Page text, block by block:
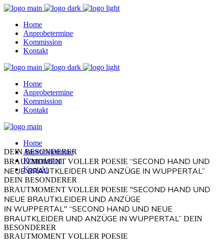
Home
Anprobetermine
Kommission
Kontakt
Home
Anprobetermine
Kommission
Kontakt
Home
Anprobetermine
Kommission
Kontakt
DEIN BESONDERER
BRAUTMOMENT VOLLER POESIE “SECOND HAND UND
NEUE BRAUTKLEIDER UND ANZÜGE IN WUPPERTAL”
DEIN BESONDERER
BRAUTMOMENT VOLLER POESIE "SECOND HAND UND
NEUE BRAUTKLEIDER UND ANZÜGE
IN WUPPERTAL" “SECOND HAND UND NEUE
BRAUTKLEIDER UND ANZÜGE IN WUPPERTAL” DEIN
BESONDERER
BRAUTMOMENT VOLLER POESIE